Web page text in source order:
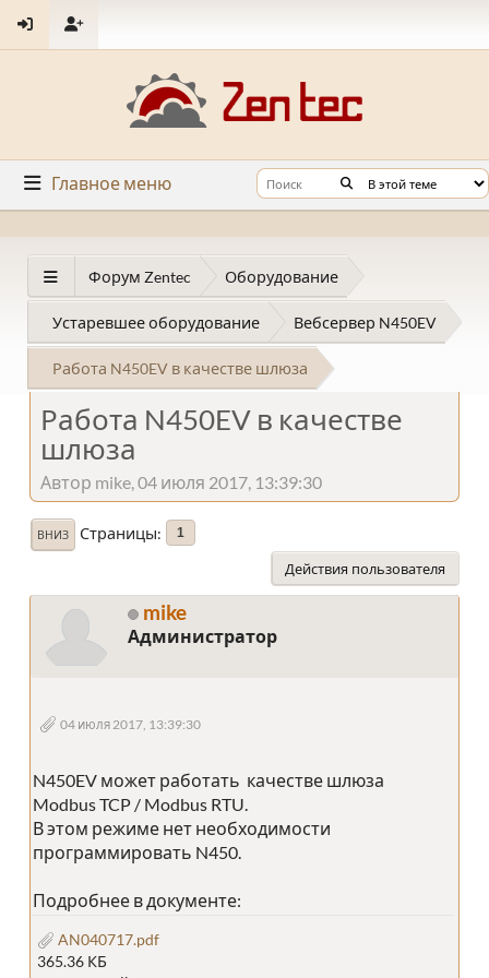
Главное меню
Форум Zentec Оборудование
Устаревшее оборудование Вебсервер N450EV
Работа N450EV в качестве шлюза
Работа N450EV в качестве
шлюза
Автор mike, 04 июля 2017, 13:39:30
ВНИЗ Страницы 1
Действия пользователя
mike
Администратор
04 июля 2017, 13:39:30
N450EV может работать качестве шлюза
Modbus TCP / Modbus RTU.
В этом режиме нет необходимости
программировать N450.
Подробнее в документе:
AN040717.pdf
365.36 КБ